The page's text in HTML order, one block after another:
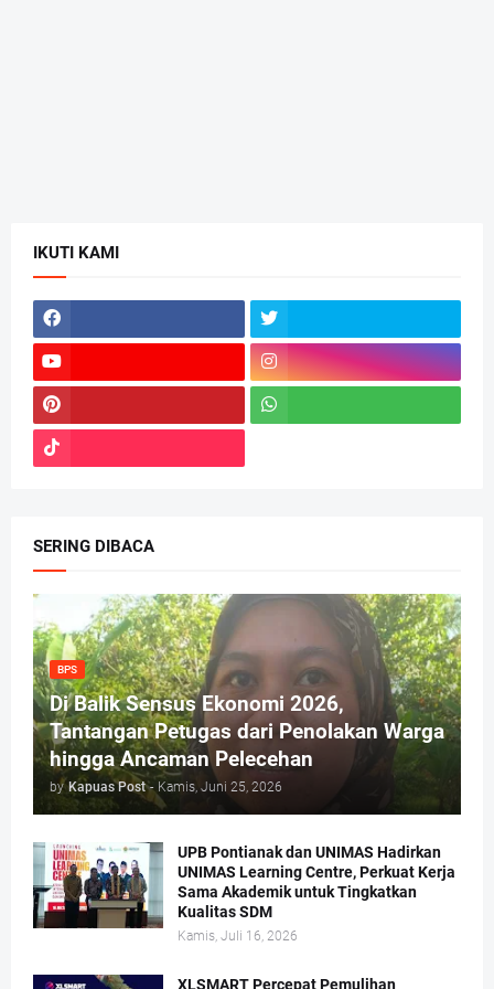
IKUTI KAMI
SERING DIBACA
BPS
Di Balik Sensus Ekonomi 2026,
Tantangan Petugas dari Penolakan Warga
hingga Ancaman Pelecehan
by Kapuas Post - Kamis, Juni 25, 2026
UPB Pontianak dan UNIMAS Hadirkan
UNIMAS Learning Centre, Perkuat Kerja
Sama Akademik untuk Tingkatkan
Kualitas SDM
Kamis, Juli 16, 2026
XLSMART Percepat Pemulihan